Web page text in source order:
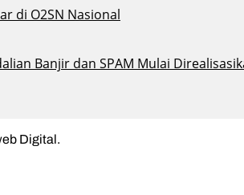
di O2SN Nasional
Banjir dan SPAM Mulai
Digital.